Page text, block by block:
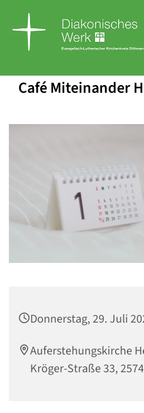
Café Miteinander
Donnerstag, 29. Juli
Auferstehungskirche
Kröger-Straße 33,